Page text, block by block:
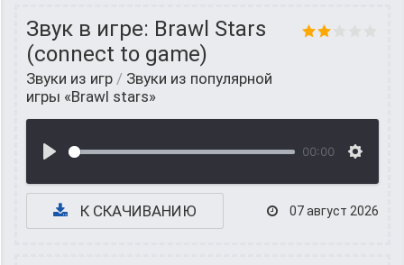
Звук в игре: Brawl Stars
(connect to game)
Звуки из игр / Звуки из популярной
игры «Brawl stars»
00:00
К СКАЧИВАНИЮ 07 август 2026